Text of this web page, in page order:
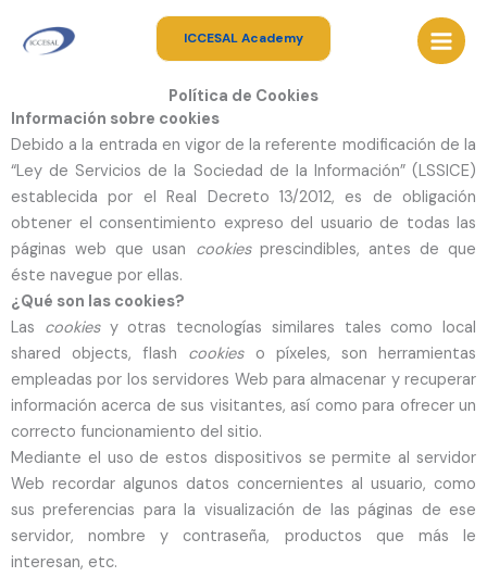
ICCESAL Academy
Política de Cookies
Información sobre cookies
Debido a la entrada en vigor de la referente modificación de la
“Ley de Servicios de la Sociedad de la Información” (LSSICE)
establecida por el Real Decreto 13/2012, es de obligación
obtener el consentimiento expreso del usuario de todas las
páginas web que usan cookies prescindibles, antes de que
éste navegue por ellas.
¿Qué son las cookies?
Las cookies y otras tecnologías similares tales como local
shared objects, flash cookies o píxeles, son herramientas
empleadas por los servidores Web para almacenar y recuperar
información acerca de sus visitantes, así como para ofrecer un
correcto funcionamiento del sitio.
Mediante el uso de estos dispositivos se permite al servidor
Web recordar algunos datos concernientes al usuario, como
sus preferencias para la visualización de las páginas de ese
servidor, nombre y contraseña, productos que más le
interesan, etc.